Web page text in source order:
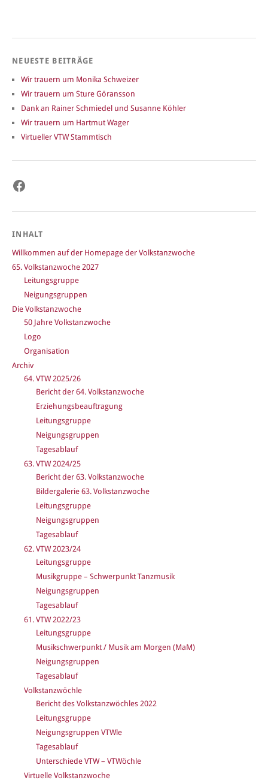
NEUESTE BEITRÄGE
Wir trauern um Monika Schweizer
Wir trauern um Sture Göransson
Dank an Rainer Schmiedel und Susanne Köhler
Wir trauern um Hartmut Wager
Virtueller VTW Stammtisch
Facebook
INHALT
Willkommen auf der Homepage der Volkstanzwoche
65. Volkstanzwoche 2027
Leitungsgruppe
Neigungsgruppen
Die Volkstanzwoche
50 Jahre Volkstanzwoche
Logo
Organisation
Archiv
64. VTW 2025/26
Bericht der 64. Volkstanzwoche
Erziehungsbeauftragung
Leitungsgruppe
Neigungsgruppen
Tagesablauf
63. VTW 2024/25
Bericht der 63. Volkstanzwoche
Bildergalerie 63. Volkstanzwoche
Leitungsgruppe
Neigungsgruppen
Tagesablauf
62. VTW 2023/24
Leitungsgruppe
Musikgruppe – Schwerpunkt Tanzmusik
Neigungsgruppen
Tagesablauf
61. VTW 2022/23
Leitungsgruppe
Musikschwerpunkt / Musik am Morgen (MaM)
Neigungsgruppen
Tagesablauf
Volkstanzwöchle
Bericht des Volkstanzwöchles 2022
Leitungsgruppe
Neigungsgruppen VTWle
Tagesablauf
Unterschiede VTW – VTWöchle
Virtuelle Volkstanzwoche